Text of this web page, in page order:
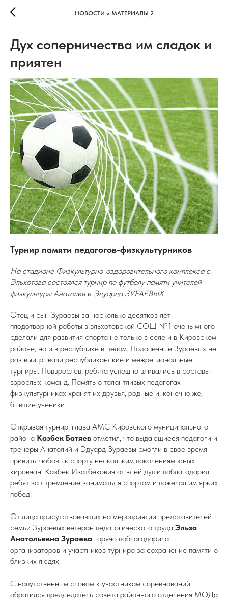
НОВОСТИ и МАТЕРИАЛЫ_2
Дух соперничества им сладок и
приятен
Турнир памяти педагогов-физкультурников
На стадионе Физкультурно-оздоровительного комплекса с.
Эльхотова состоялся турнир по футболу памяти учителей
физкультуры Анатолия и Эдуарда ЗУРАЕВЫХ.
Отец и сын Зураевы за несколько десятков лет
плодотворной работы в эльхотовской СОШ №1 очень много
сделали для развития спорта не только в селе и в Кировском
районе, но и в республике в целом. Подопечные Зураевых не
раз выигрывали республиканские и межрегиональные
турниры. Повзрослев, ребята успешно вливались в составы
взрослых команд. Память о талантливых педагогах-
физкультурниках хранят их друзья, родные и, конечно же,
бывшие ученики.
Открывая турнир, глава АМС Кировского муниципального
района Казбек Батяев отметил, что выдающиеся педагоги и
тренеры Анатолий и Эдуард Зураевы смогли в свое время
привить любовь к спорту нескольким поколениям юных
кировчан. Казбек Изатбекович от всей души поблагодарил
ребят за стремление заниматься спортом и пожелал им ярких
побед.
От лица присутствовавших на мероприятии представителей
семьи Зураевых ветеран педагогического труда Эльза
Анатольевна Зураева горячо поблагодарила
организаторов и участников турнира за сохранение памяти о
близких людях.
С напутственным словом к участникам соревнований
обратился председатель совета районного отделения МОДа